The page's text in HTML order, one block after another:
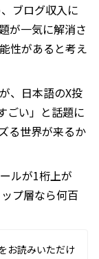
ブログ収入に
が一気に解消さ
性があると考え
、日本語のX投
ごい」と話題に
る世界が来るか
ルが1桁上が
プ層なら何百
お読みいただけ